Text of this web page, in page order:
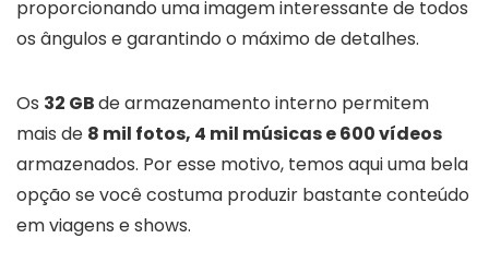
proporcionando uma imagem interessante de todos
os ângulos e garantindo o máximo de detalhes.
Os 32 GBde armazenamento interno permitem
mais de 8 mil fotos, 4 mil músicas e 600 vídeos
armazenados. Por esse motivo, temos aqui uma bela
opção se você costuma produzir bastante conteúdo
em viagens e shows.